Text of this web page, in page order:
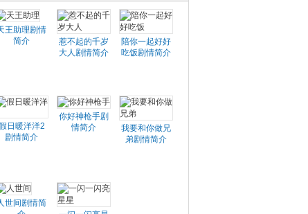
王助理剧情
简介
惹不起的千岁
大人剧情简介
陪你一起好好
吃饭剧情简介
日暖洋洋2
剧情简介
你好神枪手剧
情简介
我要和你做兄
弟剧情简介
世间剧情简